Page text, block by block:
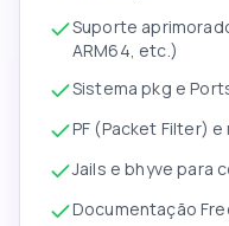
Suporte
ARM64, etc.)
Sistema pkg e
PF (Packet Filter)
Jails e bhyve para
Documentação